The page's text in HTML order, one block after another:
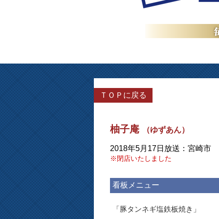
ＴＯＰに戻る
柚子庵 （ゆずあん）
2018年5月17日放送：宮崎市
※閉店いたしました
看板メニュー
「豚タンネギ塩鉄板焼き」